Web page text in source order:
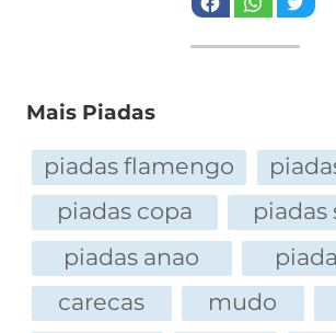
Mais Piadas
piadas flamengo
piadas copa
piadas
piadas anao
carecas
mudo